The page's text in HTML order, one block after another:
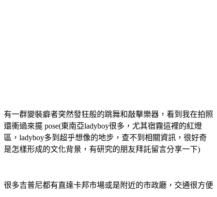
有一群變裝癖者突然發狂般的跳舞和敲擊樂器，看到我在拍照
還衝過來擺 pose(東南亞ladyboy很多，尤其宿霧這裡的紅燈
區，ladyboy多到超乎想像的地步，查不到相關資訊，很好奇
是怎樣形成的文化背景，有研究的朋友拜託留言分享一下)
很多吉普尼都有直達卡邦市場或是附近的市政廳，交通很方便